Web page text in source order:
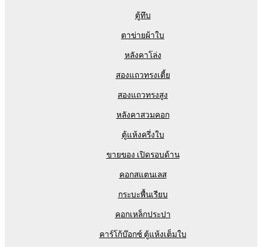
ตู้ทึบ
ตาข่ายผ้าใบ
หลังคาโล่ง
สองแถวทรงเตี้ย
สองแถวทรงสูง
หลังคาสวมคอก
ตู้แห้งครึ่งใบ
ขายของ เปิดรอบด้าน
คอกสแตนเลส
กระบะพื้นเรียบ
คอกเหล็กประปา
คาร์โก้บ๊อกซ์ ตู้แห้งเต็มใบ